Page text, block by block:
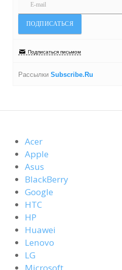
Подписаться письмом
Рассылки Subscribe.Ru
Acer
Apple
Asus
BlackBerry
Google
HTC
HP
Huawei
Lenovo
LG